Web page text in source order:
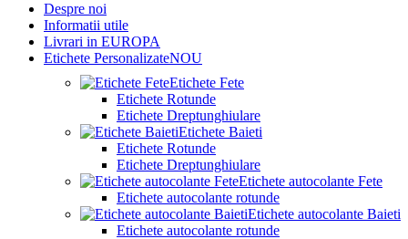
Despre noi
Informatii utile
Livrari in EUROPA
Etichete PersonalizateNOU
Etichete Fete
Etichete Rotunde
Etichete Dreptunghiulare
Etichete Baieti
Etichete Rotunde
Etichete Dreptunghiulare
Etichete autocolante Fete
Etichete autocolante rotunde
Etichete autocolante Baieti
Etichete autocolante rotunde